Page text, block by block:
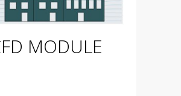
MODULE